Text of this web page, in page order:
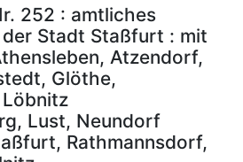
252 : amtliches
Stadt Staßfurt : mit
Atzendorf,
Glöthe,
Lust, Neundorf
Rathmannsdorf,